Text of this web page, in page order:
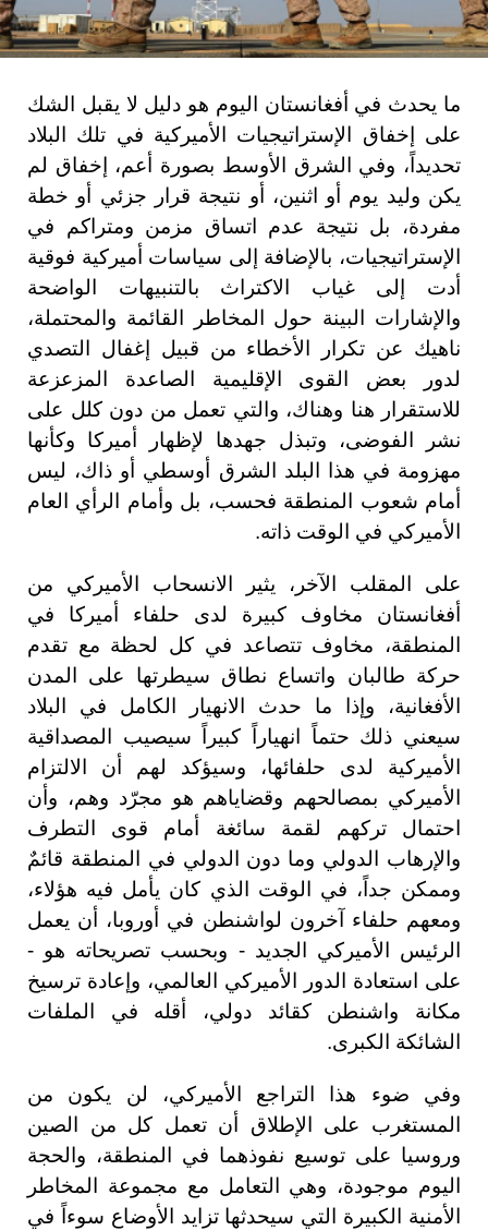
ما يحدث في أفغانستان اليوم هو دليل لا يقبل الشك
على إخفاق الإستراتيجيات الأميركية في تلك البلاد
تحديداً، وفي الشرق الأوسط بصورة أعم، إخفاق لم
يكن وليد يوم أو اثنين، أو نتيجة قرار جزئي أو خطة
مفردة، بل نتيجة عدم اتساق مزمن ومتراكم في
الإستراتيجيات، بالإضافة إلى سياسات أميركية فوقية
أدت إلى غياب الاكتراث بالتنبيهات الواضحة
والإشارات البينة حول المخاطر القائمة والمحتملة،
ناهيك عن تكرار الأخطاء من قبيل إغفال التصدي
لدور بعض القوى الإقليمية الصاعدة المزعزعة
للاستقرار هنا وهناك، والتي تعمل من دون كلل على
نشر الفوضى، وتبذل جهدها لإظهار أميركا وكأنها
مهزومة في هذا البلد الشرق أوسطي أو ذاك، ليس
أمام شعوب المنطقة فحسب، بل وأمام الرأي العام
الأميركي في الوقت ذاته.
على المقلب الآخر، يثير الانسحاب الأميركي من
أفغانستان مخاوف كبيرة لدى حلفاء أميركا في
المنطقة، مخاوف تتصاعد في كل لحظة مع تقدم
حركة طالبان واتساع نطاق سيطرتها على المدن
الأفغانية، وإذا ما حدث الانهيار الكامل في البلاد
سيعني ذلك حتماً انهياراً كبيراً سيصيب المصداقية
الأميركية لدى حلفائها، وسيؤكد لهم أن الالتزام
الأميركي بمصالحهم وقضاياهم هو مجرّد وهم، وأن
احتمال تركهم لقمة سائغة أمام قوى التطرف
والإرهاب الدولي وما دون الدولي في المنطقة قائمٌ
وممكن جداً، في الوقت الذي كان يأمل فيه هؤلاء،
ومعهم حلفاء آخرون لواشنطن في أوروبا، أن يعمل
الرئيس الأميركي الجديد - وبحسب تصريحاته هو -
على استعادة الدور الأميركي العالمي، وإعادة ترسيخ
مكانة واشنطن كقائد دولي، أقله في الملفات
الشائكة الكبرى.
وفي ضوء هذا التراجع الأميركي، لن يكون من
المستغرب على الإطلاق أن تعمل كل من الصين
وروسيا على توسيع نفوذهما في المنطقة، والحجة
اليوم موجودة، وهي التعامل مع مجموعة المخاطر
الأمنية الكبيرة التي سيحدثها تزايد الأوضاع سوءاً في